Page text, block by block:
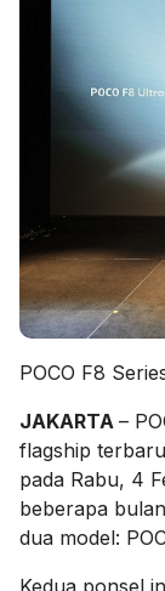
POCO F8
JAKARTA –
flagship
pada Rabu, 4
beberapa
dua model: